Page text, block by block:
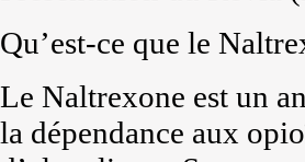
Qu’est-ce que le
Le Naltrexone est un
la dépendance aux